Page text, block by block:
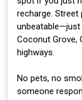
recharge. Street
unbeatable—just
Coconut Grove,
highways.
No pets, no
someone